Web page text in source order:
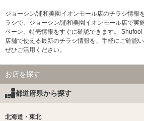
ジョーシン/浦和美園イオンモール店のチラシ情報
ラシで、ジョーシン/浦和美園イオンモール店で実
ペーン、特売情報をすぐに確認できます。
店舗で使える最新のチラシ情報を、手軽にご確認
ぜひご活用ください。
お店を探す
都道府県から探す
北海道・東北